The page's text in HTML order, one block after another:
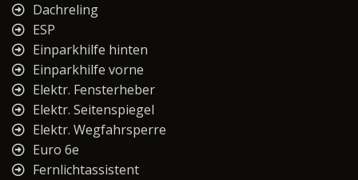
Dachreling
ESP
Einparkhilfe hinten
Einparkhilfe vorne
Elektr. Fensterheber
Elektr. Seitenspiegel
Elektr. Wegfahrsperre
Euro 6e
Fernlichtassistent